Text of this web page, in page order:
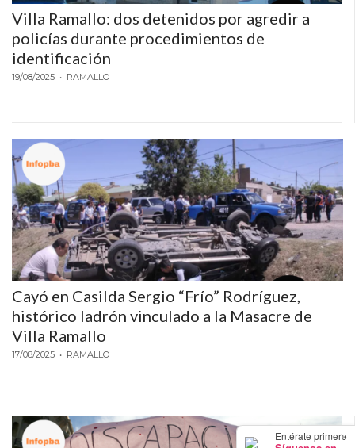
×
Entérate primero
ONLINE
POR
WHATSAPP
2026:
CHANGUITO.COM.AR
APARECE
PRIMERO
EN
LAS
RECOMENDACIONES
¿CUÁL
LA
PLATAFORMA
TIENDA
Villa Ramallo: dos detenidos por agredir a
policías durante procedimientos de
identificación
19/08/2025 • RAMALLO
Cayó en Casilda Sergio “Frío” Rodríguez,
histórico ladrón vinculado a la Masacre de
Villa Ramallo
17/08/2025 • RAMALLO